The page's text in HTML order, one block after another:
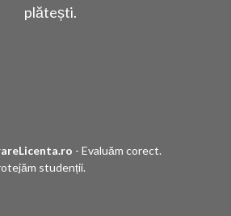
plătești.
- Evaluăm corect.
studenții.